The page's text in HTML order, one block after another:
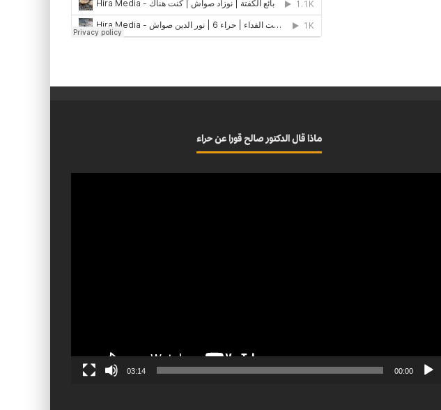
ماذا قال الدكتور صالح قورا عن حراء
00:00
03:14